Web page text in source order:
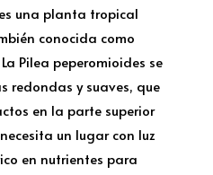
una planta tropical
conocida como
Pilea peperomioides se
redondas y suaves, que
en la parte superior
un lugar con luz
en nutrientes para